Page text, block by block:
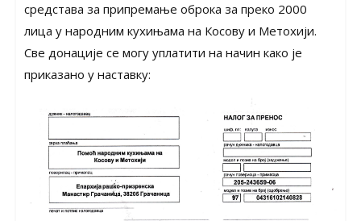
средстава за припремање оброка за преко 2000
лица у народним кухињама на Косову и Метохији.
Све донације се могу уплатити на начин како је
приказано у наставку: